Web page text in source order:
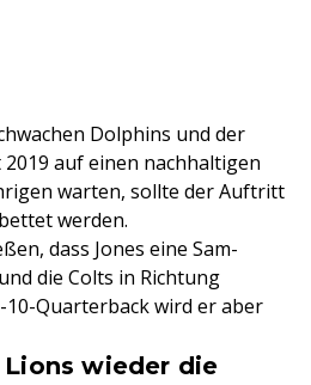
Dolphins und der
auf einen nachhaltigen
warten, sollte der Auftritt
werden.
dass Jones eine Sam-
die Colts in Richtung
Quarterback wird er aber
wieder die